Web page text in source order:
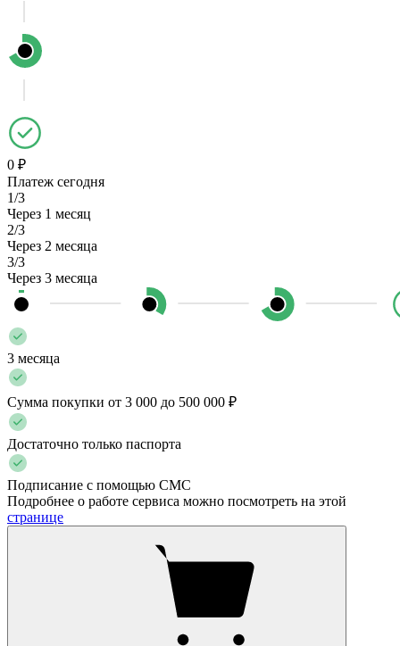
0 ₽
Платеж сегодня
1/3
Через 1 месяц
2/3
Через 2 месяца
3/3
Через 3 месяца
3 месяца
Сумма покупки от 3 000 до 500 000 ₽
Достаточно только паспорта
Подписание с помощью СМС
Подробнее о работе сервиса можно посмотреть на этой
странице